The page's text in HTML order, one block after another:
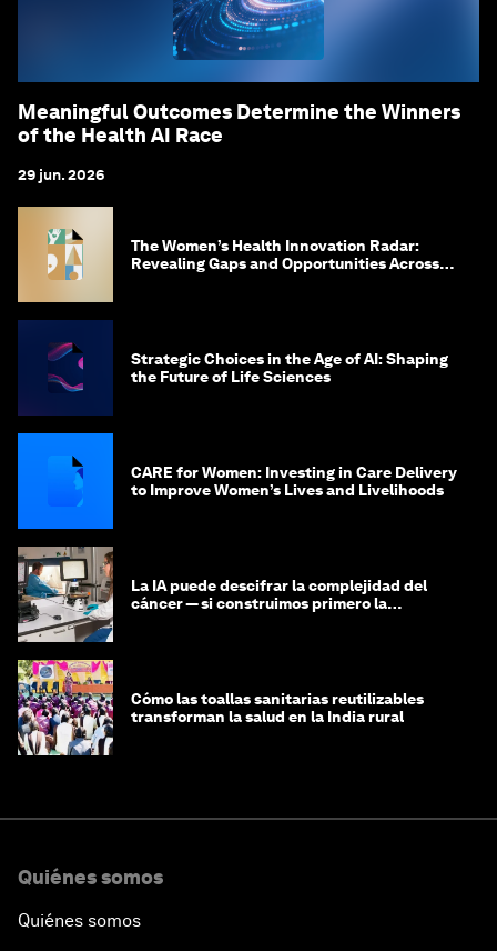
Meaningful Outcomes Determine the Winners
of the Health AI Race
29 jun. 2026
The Women’s Health Innovation Radar:
Revealing Gaps and Opportunities Across
Strategic Choices in the Age of AI: Shaping
the Future of Life Sciences
CARE for Women: Investing in Care Delivery
to Improve Women’s Lives and Livelihoods
La IA puede descifrar la complejidad del
cáncer — si construimos primero la
Cómo las toallas sanitarias reutilizables
transforman la salud en la India rural
Quiénes somos
Quiénes somos